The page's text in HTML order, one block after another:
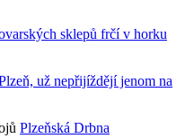
sklepů frčí v horku
už nepřijíždějí jenom na
Plzeňská Drbna